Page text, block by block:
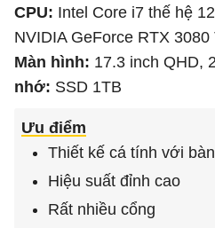
CPU: Intel Core i7 thế hệ 12
NVIDIA GeForce RTX 3080
Màn hình: 17.3 inch QHD,
nhớ: SSD 1TB
Ưu điểm
Thiết kế cá tính với
Hiệu suất đỉnh cao
Rất nhiều cổng